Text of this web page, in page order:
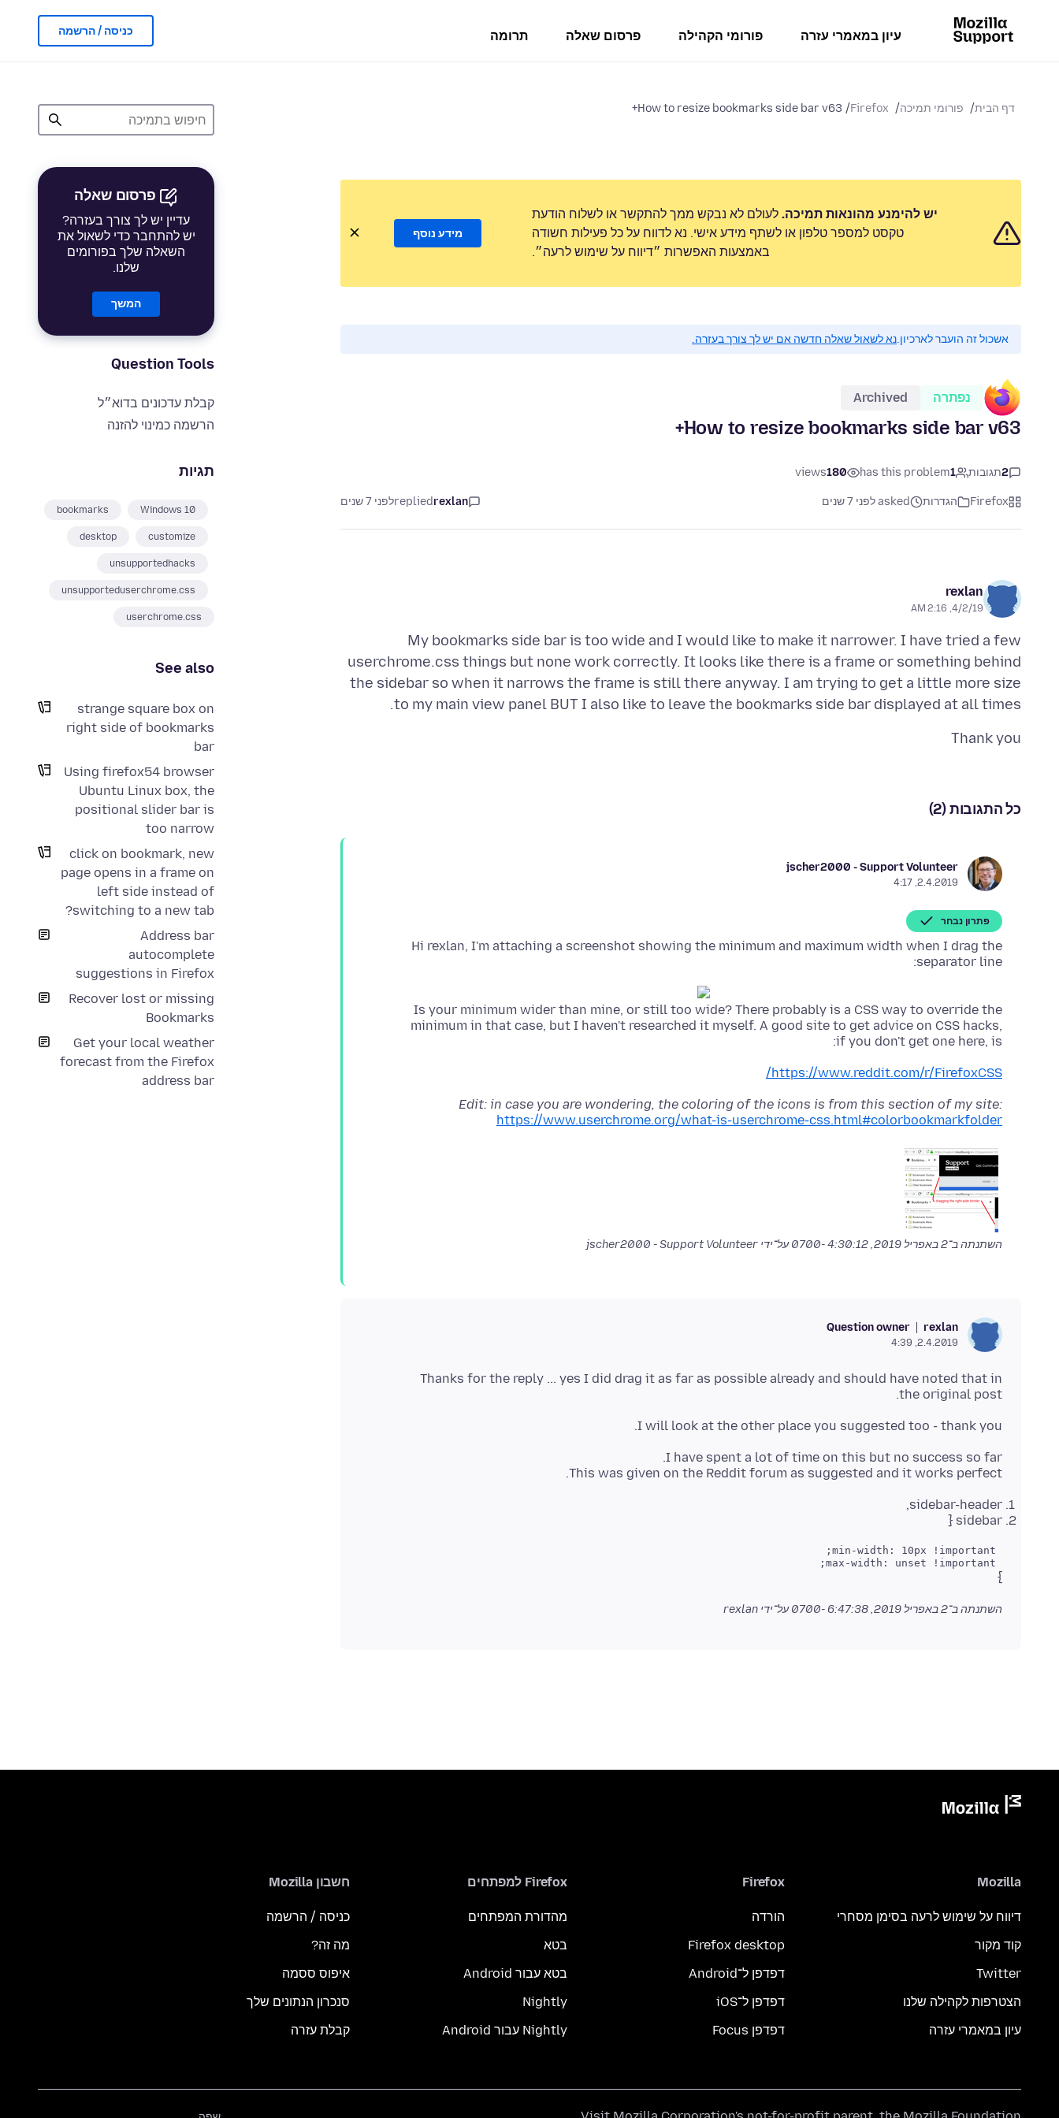
עיון במאמרי עזרה פורומי הקהילה פרסום שאלה תרומה כניסה / הרשמה
דף הבית פורומי תמיכה Firefox
How to resize bookmarks side bar v63+
פרסום שאלה
עדיין יש לך צורך בעזרה?
יש להתחבר כדי לשאול את
השאלה שלך בפורומים
שלנו.
המשך
Question Tools
קבלת עדכונים בדוא״ל
הרשמה כמינוי להזנה
תגיות
Windows 10
bookmarks
customize
desktop
unsupportedhacks
unsupporteduserchrome.css
userchrome.css
See also
strange square box on
right side of bookmarks
bar
Using firefox54 browser
Ubuntu Linux box, the
positional slider bar is
too narrow
click on bookmark, new
page opens in a frame on
left side instead of
switching to a new tab?
Address bar
autocomplete
suggestions in Firefox
Recover lost or missing
Bookmarks
Get your local weather
forecast from the Firefox
address bar
יש להימנע מהונאות תמיכה. לעולם לא נבקש ממך להתקשר או לשלוח הודעת
טקסט למספר טלפון או לשתף מידע אישי. נא לדווח על כל פעילות חשודה
באמצעות האפשרות ״דיווח על שימוש לרעה״.
מידע נוסף
אשכול זה הועבר לארכיון.נא לשאול שאלה חדשה אם יש לך צורך בעזרה.
נפתרה Archived
How to resize bookmarks side bar v63+
2תגובות 1
has this problem
180
views
Firefox הגדרות asked לפני 7 שנים rexlan
repliedלפני 7 שנים
rexlan
4/2/19, 2:16 AM
My bookmarks side bar is too wide and I would like to make it narrower. I have tried a few
userchrome.css things but none work correctly. It looks like there is a frame or something behind
the sidebar so when it narrows the frame is still there anyway. I am trying to get a little more size
to my main view panel BUT I also like to leave the bookmarks side bar displayed at all times.
Thank you
כל התגובות (2)
jscher2000 - Support Volunteer
2.4.2019, 4:17
פתרון נבחר
Hi rexlan, I'm attaching a screenshot showing the minimum and maximum width when I drag the
separator line:
Is your minimum wider than mine, or still too wide? There probably is a CSS way to override the
minimum in that case, but I haven't researched it myself. A good site to get advice on CSS hacks,
if you don't get one here, is:
https://www.reddit.com/r/FirefoxCSS/
Edit: in case you are wondering, the coloring of the icons is from this section of my site:
https://www.userchrome.org/what-is-userchrome-css.html#colorbookmarkfolder
השתנתה ב־2 באפריל 2019, 4:30:12 -0700 על־ידי jscher2000 - Support Volunteer
rexlan
Question owner
2.4.2019, 4:39
Thanks for the reply ... yes I did drag it as far as possible already and should have noted that in
the original post.
I will look at the other place you suggested too - thank you.
This was given on the Reddit forum as suggested and it works perfect.
sidebar-header,
sidebar {
}
השתנתה ב־2 באפריל 2019, 6:47:38 -0700 על־ידי rexlan
Mozilla
דיווח על שימוש לרעה בסימן מסחרי
קוד מקור
Twitter
הצטרפות לקהילה שלנו
עיון במאמרי עזרה
Firefox
הורדה
Firefox desktop
דפדפן ל־Android
דפדפן ל־iOS
דפדפן Focus
Firefox למפתחים
מהדורת המפתחים
בטא
בטא עבור Android
Nightly
Nightly עבור Android
חשבון Mozilla
כניסה / הרשמה
מה זה?
איפוס ססמה
סנכרון הנתונים שלך
קבלת עזרה